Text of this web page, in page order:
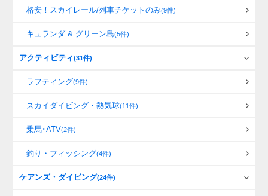
格安！スカイレール/列車チケットのみ(9件)
キュランダ & グリーン島(5件)
アクティビティ(31件)
ラフティング(9件)
スカイダイビング・熱気球(11件)
乗馬･ATV(2件)
釣り・フィッシング(4件)
ケアンズ・ダイビング(24件)